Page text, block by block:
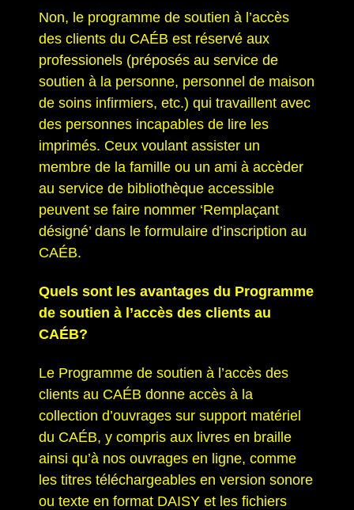
Non, le programme de soutien à l’accès
des clients du CAÉB est réservé aux
professionels (préposés au service de
soutien à la personne, personnel de maison
de soins infirmiers, etc.) qui travaillent avec
des personnes incapables de lire les
imprimés. Ceux voulant assister un
membre de la famille ou un ami à accèder
au service de bibliothèque accessible
peuvent se faire nommer ‘Remplaçant
désigné’ dans le formulaire d’inscription au
CAÉB.
Quels sont les avantages du Programme
de soutien à l’accès des clients au
CAÉB?
Le Programme de soutien à l’accès des
clients au CAÉB donne accès à la
collection d’ouvrages sur support matériel
du CAÉB, y compris aux livres en braille
ainsi qu’à nos ouvrages en ligne, comme
les titres téléchargeables en version sonore
ou texte en format DAISY et les fichiers